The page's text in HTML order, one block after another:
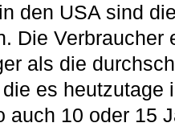
den USA sind
Die Verbraucher
als die
es heutzutage
auch 10 oder 15